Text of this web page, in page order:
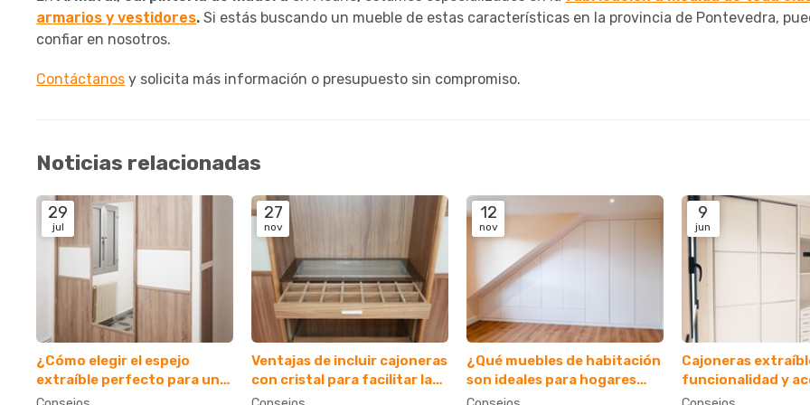
armarios y vestidores. Si estás buscando un mueble de estas características en la provincia de Pontevedra,
confiar en nosotros.
Contáctanos y solicita más información o presupuesto sin compromiso.
Noticias relacionadas
29
jul
¿Cómo elegir el espejo
extraíble perfecto para un
armario estrecho?
27
nov
Ventajas de incluir cajoneras
con cristal para facilitar la
visualización
12
nov
¿Qué muebles de habitación
son ideales para hogares
con techos altos?
9
jun
Cajoneras
funcionalidad y
rápido a tus